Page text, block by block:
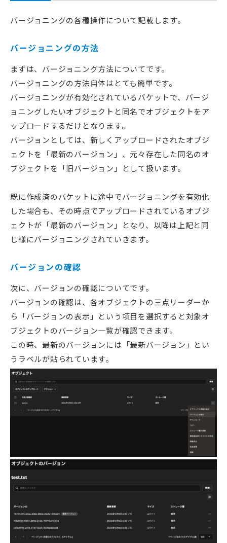
バージョニングの各種操作について記載します。
バージョニングの方法
まずは、バージョニング方法についてです。
バージョニングの方法自体はとても簡単です。
バージョニングが有効化されているバケットで、バージ
ョニングしたいオブジェクトと同名でオブジェクトをア
ップロードするだけとなります。
バージョンとしては、新しくアップロードされたオブジ
ェクトを「最新のバージョン」、元々存在した同名のオ
ブジェクトを「旧バージョン」として扱います。
既に作成済のバケットに途中でバージョニングを有効化
した場合も、その時点でアップロードされているオブジ
ェクトが「最新のバージョン」となり、以降は上記と同
じ様にバージョニングされていきます。
バージョンの確認
次に、バージョンの確認についてです。
バージョンの確認は、各オブジェクトの三点リーダーか
ら「バージョンの表示」という項目を選択すると対象オ
ブジェクトのバージョン一覧が確認できます。
この時、最新のバージョンには「最新バージョン」とい
うラベルが貼られています。